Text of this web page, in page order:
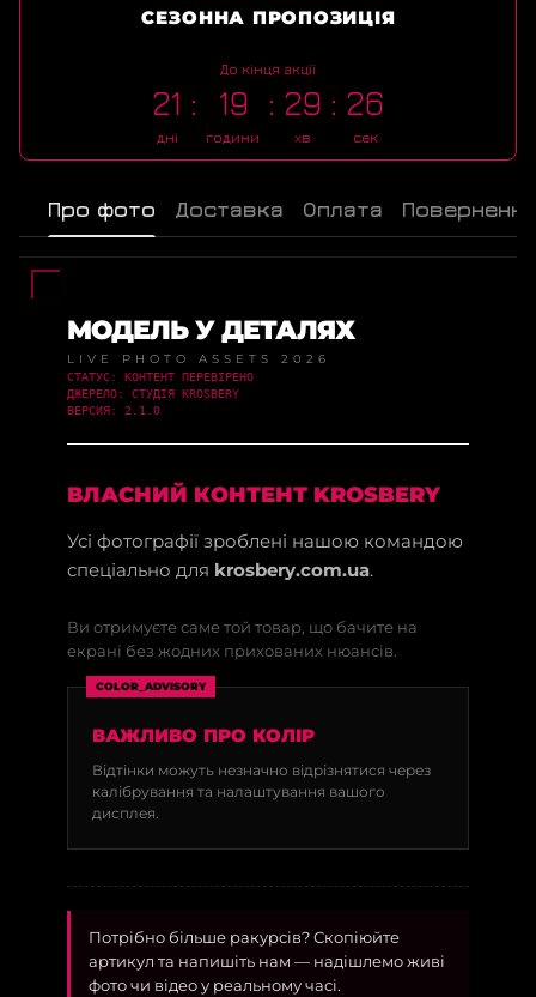
СЕЗОННА ПРОПОЗИЦІЯ
До кінця акції
21
дні
19
години
29
хв
26
сек
Про фото Доставка Оплата Повернення
МОДЕЛЬ У ДЕТАЛЯХ
LIVE PHOTO ASSETS 2026
СТАТУС: КОНТЕНТ ПЕРЕВІРЕНО
ДЖЕРЕЛО: СТУДІЯ KROSBERY
ВЕРСИЯ: 2.1.0
ВЛАСНИЙ КОНТЕНТ KROSBERY
Усі фотографії зроблені нашою командою
спеціально для krosbery.com.ua.
Ви отримуєте саме той товар, що бачите на
екрані без жодних прихованих нюансів.
COLOR_ADVISORY
ВАЖЛИВО ПРО КОЛІР
Відтінки можуть незначно відрізнятися через
калібрування та налаштування вашого
дисплея.
Потрібно більше ракурсів? Скопіюйте
артикул та напишіть нам — надішлемо живі
фото чи відео у реальному часі.